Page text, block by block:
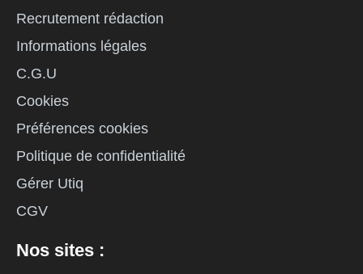
Recrutement rédaction
Informations légales
C.G.U
Cookies
Préférences cookies
Politique de confidentialité
Gérer Utiq
CGV
Nos sites :